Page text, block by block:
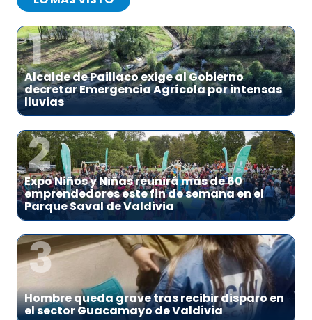
1
Alcalde de Paillaco exige al Gobierno
decretar Emergencia Agrícola por intensas
lluvias
2
Expo Niños y Niñas reunirá más de 60
emprendedores este fin de semana en el
Parque Saval de Valdivia
3
Hombre queda grave tras recibir disparo en
el sector Guacamayo de Valdivia